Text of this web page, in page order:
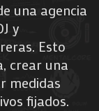
una agencia
y
Esto
crear una
medidas
fijados.